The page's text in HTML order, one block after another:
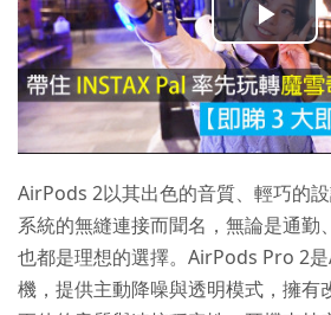
播
放
影
片
AirPods 2以其出色的音質、輕巧的
系統的無縫連接而聞名，無論是通勤
也都是理想的選擇。AirPods Pro 2
機，提供主動降噪與透明模式，擁有